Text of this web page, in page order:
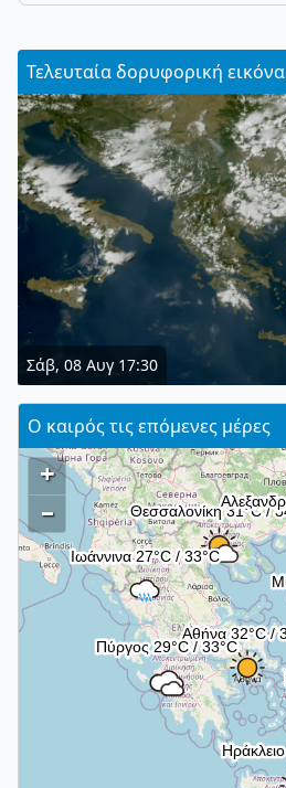
Τελευταία δορυφορική εικόνα
Σάβ, 08 Αυγ 17:30
Ο καιρός τις επόμενες μέρες
+
–